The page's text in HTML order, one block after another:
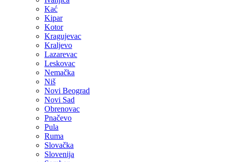
Kać
Kipar
Kotor
Kragujevac
Kraljevo
Lazarevac
Leskovac
Nemačka
Niš
Novi Beograd
Novi Sad
Obrenovac
Pnačevo
Pula
Ruma
Slovačka
Slovenija